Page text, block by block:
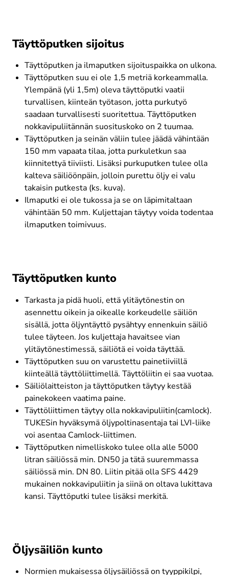
Täyttöputken sijoitus
Täyttöputken ja ilmaputken sijoituspaikka on ulkona.
Täyttöputken suu ei ole 1,5 metriä korkeammalla.
Ylempänä (yli 1,5m) oleva täyttöputki vaatii
turvallisen, kiinteän työtason, jotta purkutyö
saadaan turvallisesti suoritettua. Täyttöputken
nokkavipuliitännän suosituskoko on 2 tuumaa.
Täyttöputken ja seinän väliin tulee jäädä vähintään
150 mm vapaata tilaa, jotta purkuletkun saa
kiinnitettyä tiiviisti. Lisäksi purkuputken tulee olla
kalteva säiliöönpäin, jolloin purettu öljy ei valu
takaisin putkesta (ks. kuva).
Ilmaputki ei ole tukossa ja se on läpimitaltaan
vähintään 50 mm. Kuljettajan täytyy voida todentaa
ilmaputken toimivuus.
Täyttöputken kunto
Tarkasta ja pidä huoli, että ylitäytönestin on
asennettu oikein ja oikealle korkeudelle säiliön
sisällä, jotta öljyntäyttö pysähtyy ennenkuin säiliö
tulee täyteen. Jos kuljettaja havaitsee vian
Täyttöputken suu on varustettu painetiiviillä
Säiliölaitteiston ja täyttöputken täytyy kestää
Täyttöliittimen täytyy olla nokkavipuliitin(camlock).
TUKESin hyväksymä öljypoltinasentaja tai LVI-liike
Täyttöputken nimelliskoko tulee olla alle 5000
litran säiliössä min. DN50 ja tätä suuremmassa
säiliössä min. DN 80. Liitin pitää olla SFS 4429
mukainen nokkavipuliitin ja siinä on oltava lukittava
Öljysäiliön kunto
Normien mukaisessa öljysäiliössä on tyyppikilpi,